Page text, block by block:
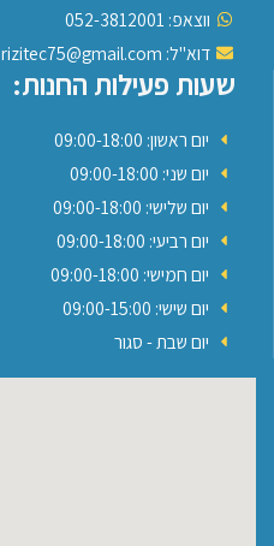
ווצאפ: 052-3812001
דוא"ל: rizitec75@gmail.com
שעות פעילות החנות:
יום ראשון: 09:00-18:00
יום שני: 09:00-18:00
יום שלישי: 09:00-18:00
יום רביעי: 09:00-18:00
יום חמישי: 09:00-18:00
יום שישי: 09:00-15:00
יום שבת - סגור